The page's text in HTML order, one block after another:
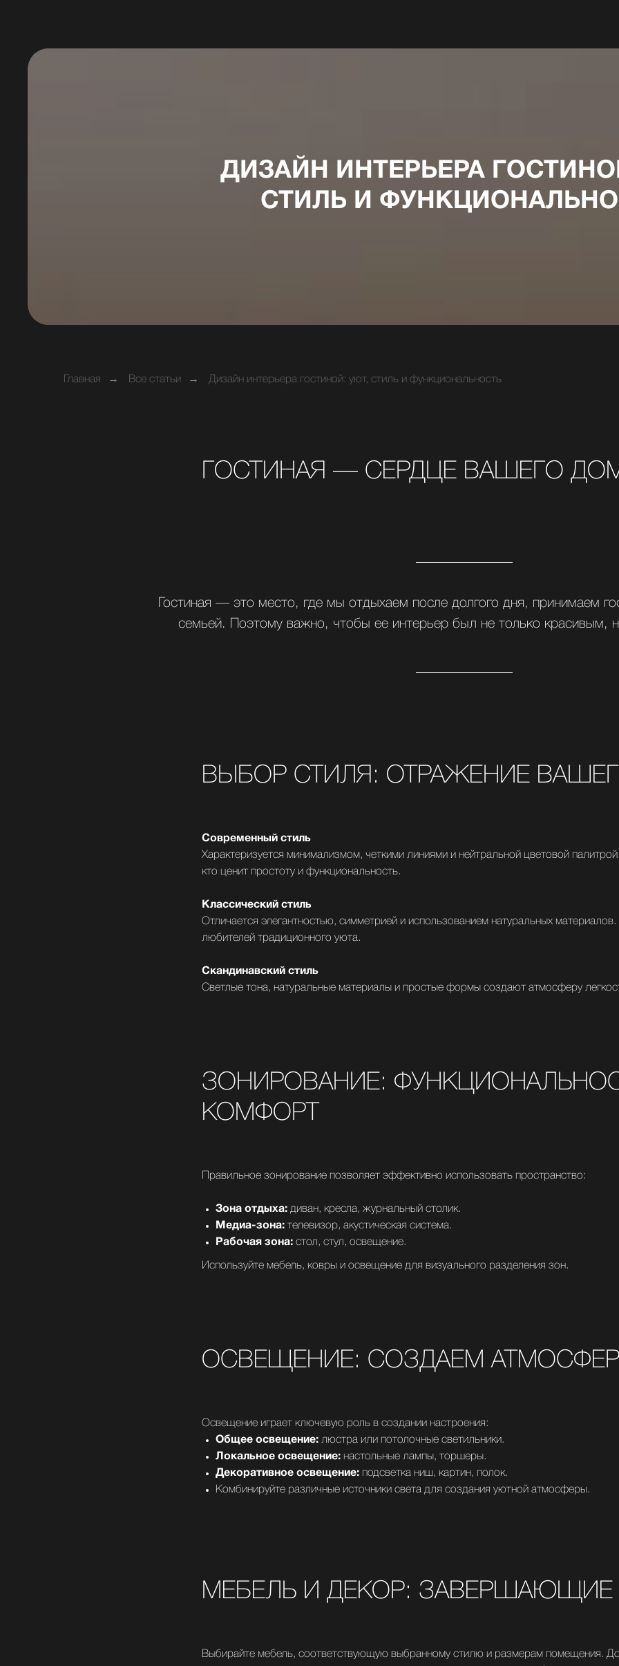
ДИЗАЙН ИНТЕРЬЕРА
СТИЛЬ И
Главная → Все статьи → Дизайн интерьера гостиной: уют, стиль и функциональность
ГОСТИНАЯ — СЕРДЦЕ ВАШЕГО
Гостиная — это место, где мы отдыхаем после долгого дня, принимаем
семьей. Поэтому важно, чтобы ее интерьер был не только красивым,
ВЫБОР СТИЛЯ: ОТРАЖЕНИЕ
Современный стиль
Характеризуется минимализмом, четкими линиями и нейтральной цветовой
кто ценит простоту и функциональность.
Классический стиль
Отличается элегантностью, симметрией и использованием натуральных
любителей традиционного уюта.
Скандинавский стиль
Светлые тона, натуральные материалы и простые формы создают атмосферу
ЗОНИРОВАНИЕ:
КОМФОРТ
Правильное зонирование позволяет эффективно использовать пространство:
Зона отдыха: диван, кресла, журнальный столик.
Медиа-зона: телевизор, акустическая система.
Рабочая зона: стол, стул, освещение.
Используйте мебель, ковры и освещение для визуального разделения зон.
ОСВЕЩЕНИЕ: СОЗДАЕМ
Освещение играет ключевую роль в создании настроения:
Общее освещение: люстра или потолочные светильники.
Локальное освещение: настольные лампы, торшеры.
Декоративное освещение: подсветка ниш, картин, полок.
Комбинируйте различные источники света для создания уютной атмосферы.
МЕБЕЛЬ И ДЕКОР:
Выбирайте мебель, соответствующую выбранному стилю и размерам помещения.